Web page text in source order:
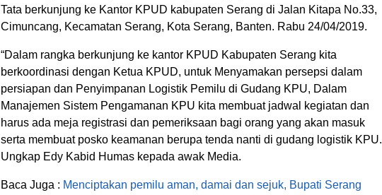
Tata berkunjung ke Kantor KPUD kabupaten Serang di Jalan Kitapa No.33,
Cimuncang, Kecamatan Serang, Kota Serang, Banten. Rabu 24/04/2019.
“Dalam rangka berkunjung ke kantor KPUD Kabupaten Serang kita
berkoordinasi dengan Ketua KPUD, untuk Menyamakan persepsi dalam
persiapan dan Penyimpanan Logistik Pemilu di Gudang KPU, Dalam
Manajemen Sistem Pengamanan KPU kita membuat jadwal kegiatan dan
harus ada meja registrasi dan pemeriksaan bagi orang yang akan masuk
serta membuat posko keamanan berupa tenda nanti di gudang logistik KPU.
Ungkap Edy Kabid Humas kepada awak Media.
Baca Juga : Menciptakan pemilu aman, damai dan sejuk, Bupati Serang